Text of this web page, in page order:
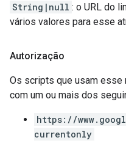
String|null : o URL do
vários valores para esse
Autorização
Os scripts que usam esse
com um ou mais dos
https://
currentonly